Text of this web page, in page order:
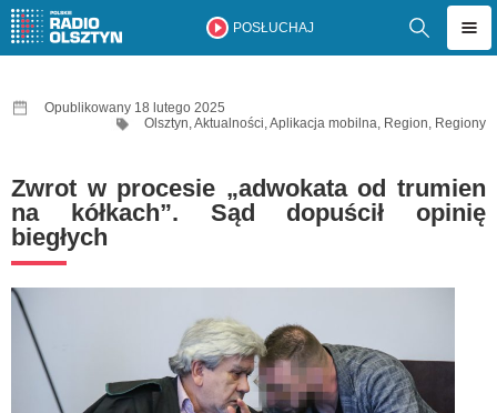
POSŁUCHAJ
Opublikowany 18 lutego 2025
Olsztyn,Aktualności,Aplikacja mobilna, Region, Regiony
Zwrot w procesie „adwokata od trumien
na kółkach”. Sąd dopuścił opinię
biegłych